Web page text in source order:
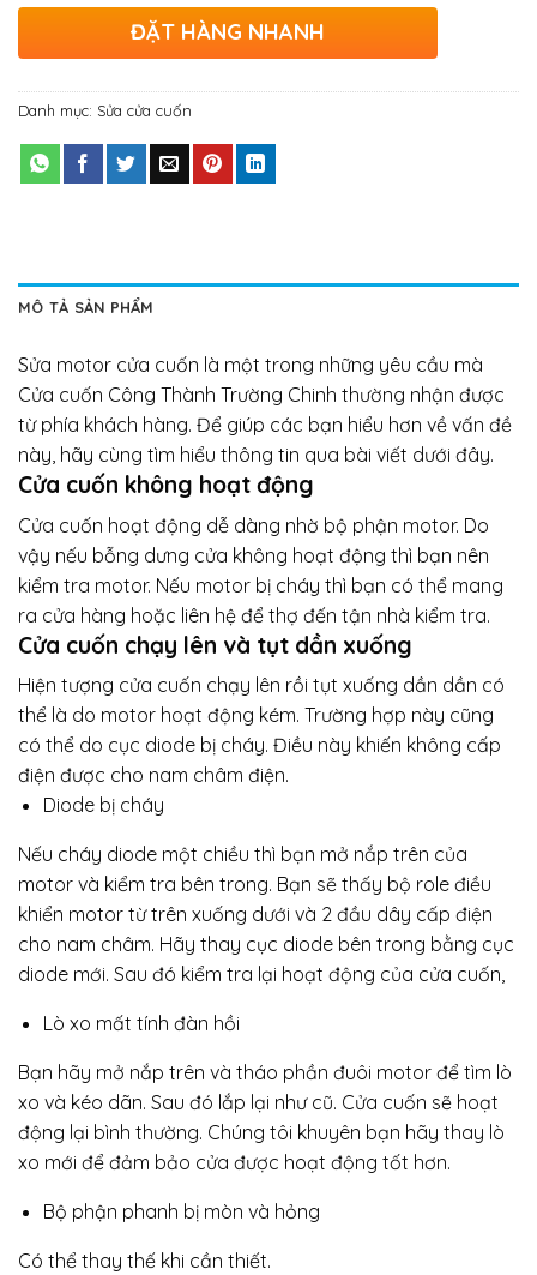
ĐẶT HÀNG NHANH
Danh mục: Sửa cửa cuốn
MÔ TẢ SẢN PHẨM
Sửa motor cửa cuốn là một trong những yêu cầu mà
Cửa cuốn Công Thành Trường Chinh thường nhận được
từ phía khách hàng. Để giúp các bạn hiểu hơn về vấn đề
này, hãy cùng tìm hiểu thông tin qua bài viết dưới đây.
Cửa cuốn không hoạt động
Cửa cuốn hoạt động dễ dàng nhờ bộ phận motor. Do
vậy nếu bỗng dưng cửa không hoạt động thì bạn nên
kiểm tra motor. Nếu motor bị cháy thì bạn có thể mang
ra cửa hàng hoặc liên hệ để thợ đến tận nhà kiểm tra.
Cửa cuốn chạy lên và tụt dần xuống
Hiện tượng cửa cuốn chạy lên rồi tụt xuống dần dần có
thể là do motor hoạt động kém. Trường hợp này cũng
có thể do cục diode bị cháy. Điều này khiến không cấp
điện được cho nam châm điện.
Diode bị cháy
Nếu cháy diode một chiều thì bạn mở nắp trên của
motor và kiểm tra bên trong. Bạn sẽ thấy bộ role điều
khiển motor từ trên xuống dưới và 2 đầu dây cấp điện
cho nam châm. Hãy thay cục diode bên trong bằng cục
diode mới. Sau đó kiểm tra lại hoạt động của cửa cuốn,
Lò xo mất tính đàn hồi
Bạn hãy mở nắp trên và tháo phần đuôi motor để tìm lò
xo và kéo dãn. Sau đó lắp lại như cũ. Cửa cuốn sẽ hoạt
động lại bình thường. Chúng tôi khuyên bạn hãy thay lò
xo mới để đảm bảo cửa được hoạt động tốt hơn.
Bộ phận phanh bị mòn và hỏng
Có thể thay thế khi cần thiết.